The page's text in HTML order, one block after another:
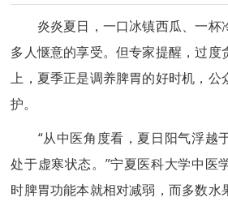
炎炎夏日，一口冰镇西瓜、一杯
多人惬意的享受。但专家提醒，过度
上，夏季正是调养脾胃的好时机，公
护。
“从中医角度看，夏日阳气浮越
处于虚寒状态。”宁夏医科大学中医
时脾胃功能本就相对减弱，而多数水